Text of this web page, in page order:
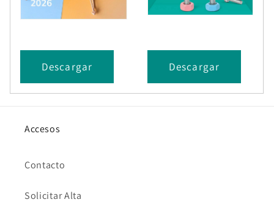
Descargar Descargar
Accesos
Contacto
Solicitar Alta